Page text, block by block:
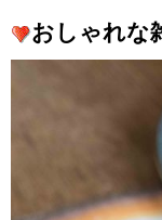
おしゃれな